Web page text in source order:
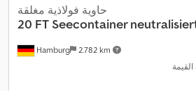
Hamburg 2.782 km
حاوية فولاذية مغلقة
20 FT Seecontainer